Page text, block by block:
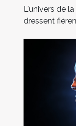
métiers
L'univers de
dressent